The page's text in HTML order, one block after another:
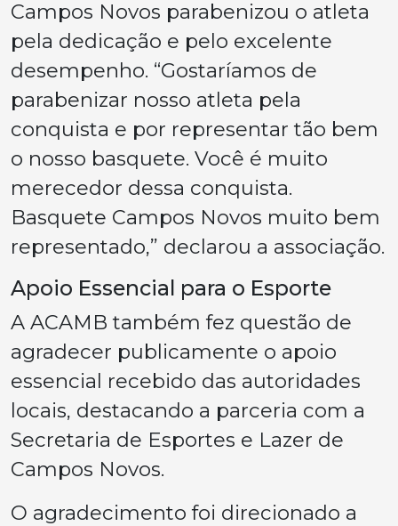
Campos Novos parabenizou o atleta
pela dedicação e pelo excelente
desempenho. “Gostaríamos de
parabenizar nosso atleta pela
conquista e por representar tão bem
o nosso basquete. Você é muito
merecedor dessa conquista.
Basquete Campos Novos muito bem
representado,” declarou a associação.
Apoio Essencial para o Esporte
A ACAMB também fez questão de
agradecer publicamente o apoio
essencial recebido das autoridades
locais, destacando a parceria com a
Secretaria de Esportes e Lazer de
Campos Novos.
O agradecimento foi direcionado a